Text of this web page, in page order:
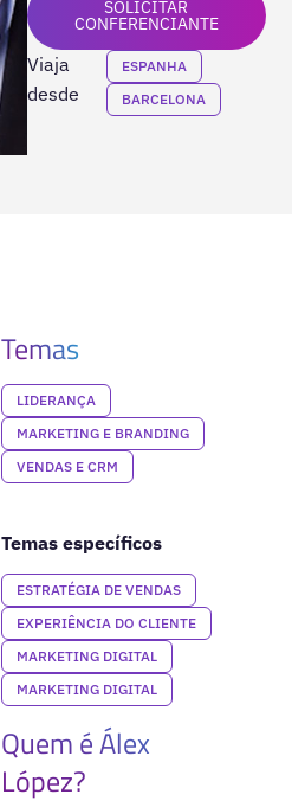
SOLICITAR
CONFERENCIANTE
Viaja
desde
ESPANHA
BARCELONA
Temas
LIDERANÇA
MARKETING E BRANDING
VENDAS E CRM
Temas específicos
ESTRATÉGIA DE VENDAS
EXPERIÊNCIA DO CLIENTE
MARKETING DIGITAL
MARKETING DIGITAL
Quem é Álex
López?